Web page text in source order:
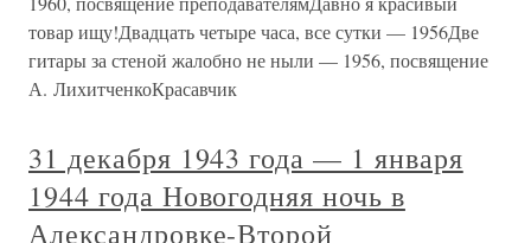
товар ищу!Двадцать четыре часа, все сутки — 1956Две
гитары за стеной жалобно не ныли — 1956, посвящение
А. ЛихитченкоКрасавчик
31 декабря 1943 года — 1 января
1944 года Новогодняя ночь в
Александровке-Второй